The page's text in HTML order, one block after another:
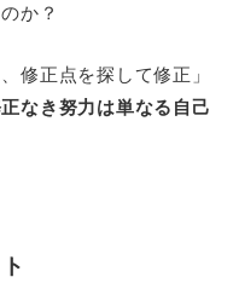
か？
修正点を探して修正」
なき努力は単なる自己